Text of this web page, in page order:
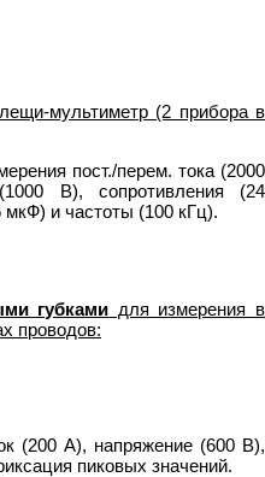
мультиметр (2 прибора в
пост./перем. тока (2000
В), сопротивления (24
и частоты (100 кГц).
губками для измерения в
проводов:
(200 А), напряжение (600 В),
пиковых значений.